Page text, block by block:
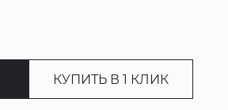
КУПИТЬ В 1 КЛИК